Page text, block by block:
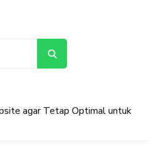
agar Tetap Optimal untuk